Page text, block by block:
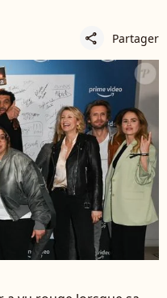
share Partager